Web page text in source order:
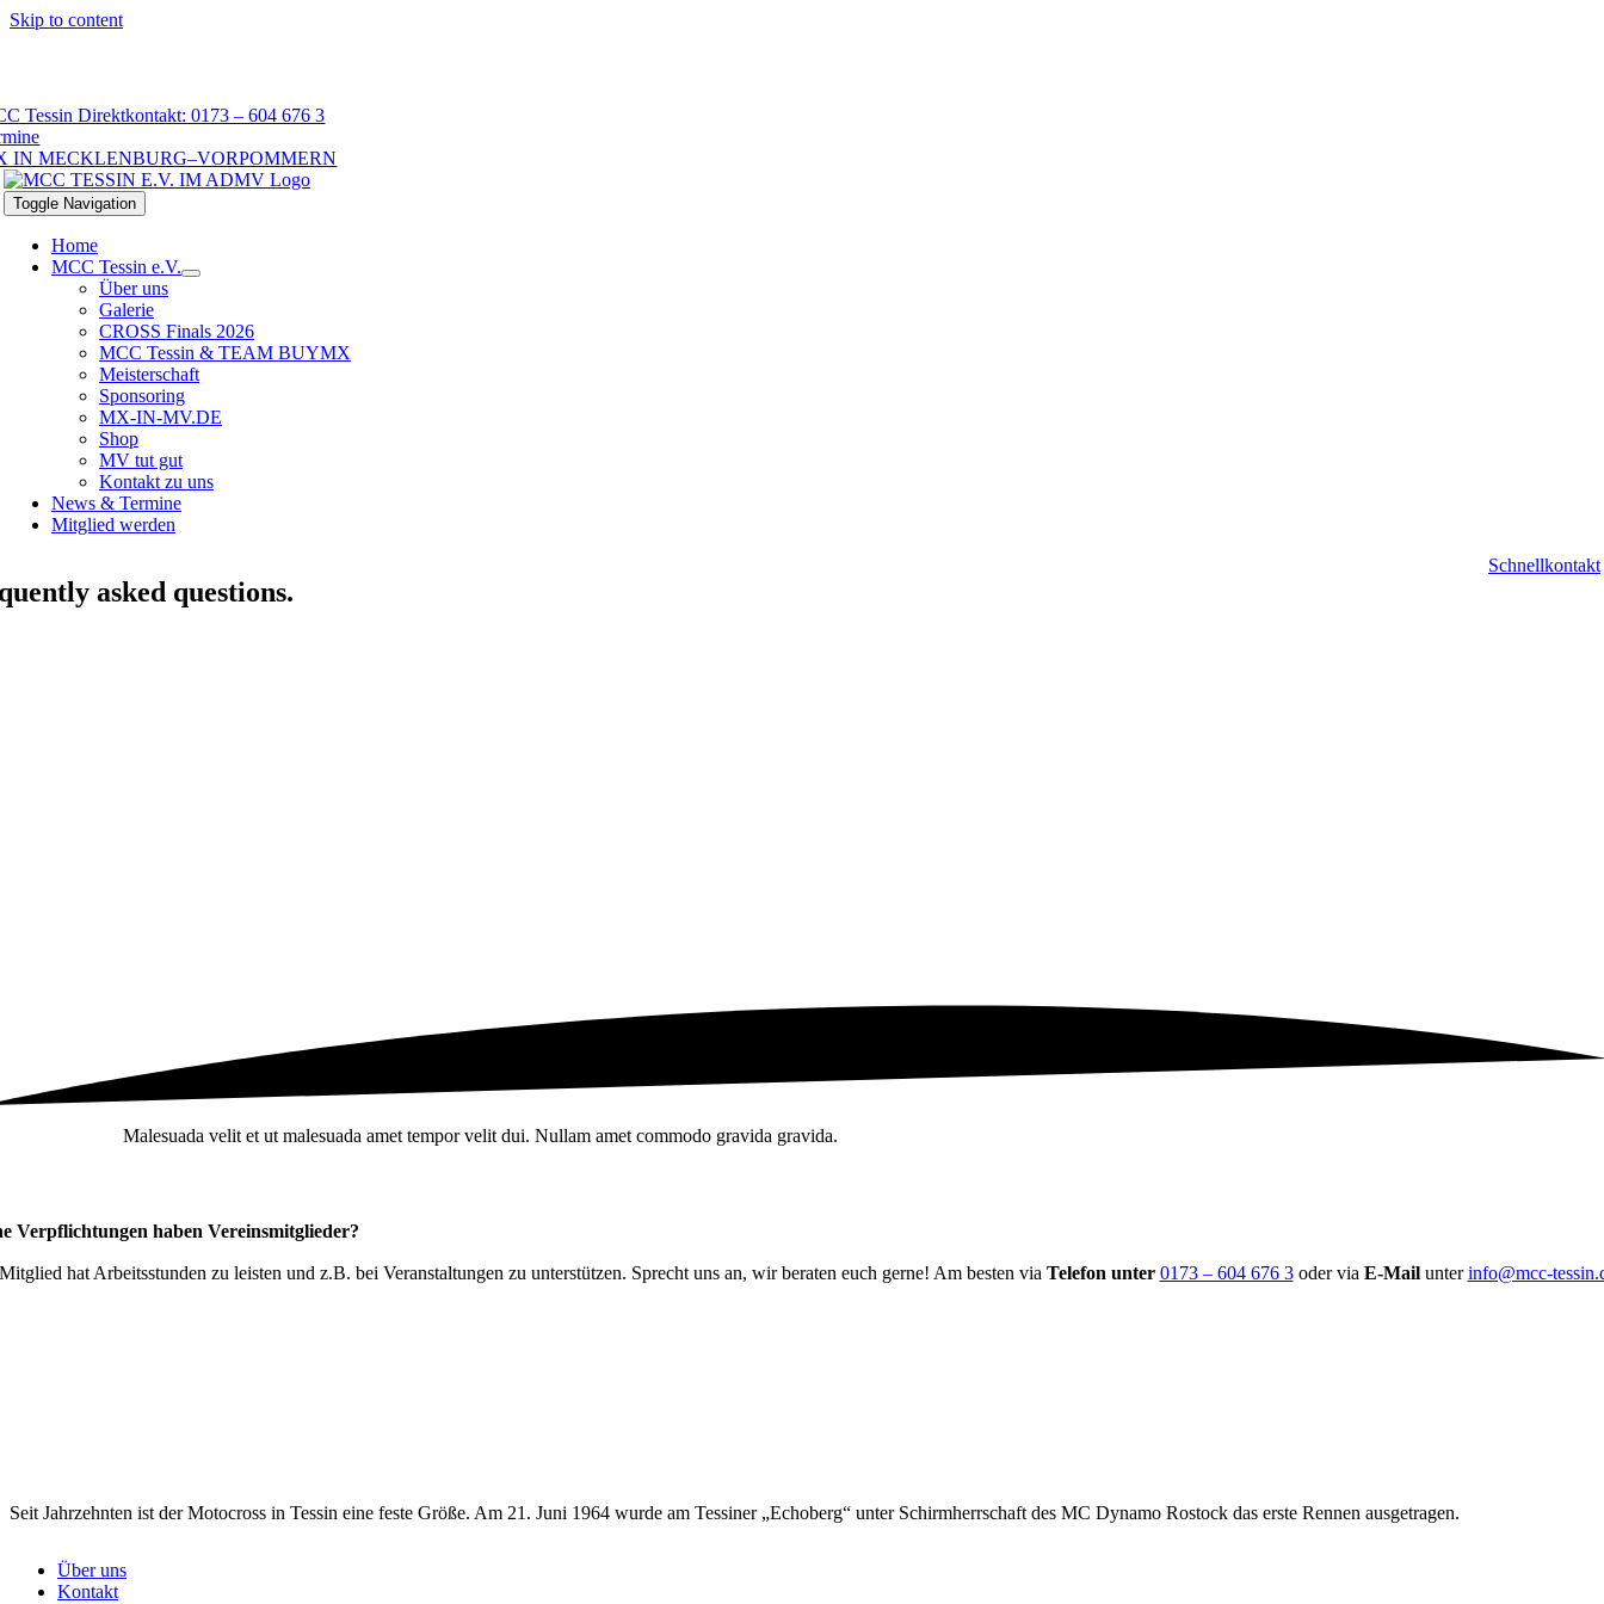
Skip to content
Tessin Direktkontakt: 0173 – 604 676 3
IN MECKLENBURG–VORPOMMERN
Toggle Navigation
Home
MCC Tessin e.V.
Über uns
Galerie
CROSS Finals 2026
MCC Tessin & TEAM BUYMX
Meisterschaft
Sponsoring
MX-IN-MV.DE
Shop
MV tut gut
Kontakt zu uns
News & Termine
Mitglied werden
Schnellkontakt
asked questions.
Malesuada velit et ut malesuada amet tempor velit dui. Nullam amet commodo gravida gravida.
Verpflichtungen haben Vereinsmitglieder?
hat Arbeitsstunden zu leisten und z.B. bei Veranstaltungen zu unterstützen. Sprecht uns an, wir beraten euch gerne! Am besten via Telefon unter 0173 – 604 676 3oder via E-Mailunterinfo@mcc-
Seit Jahrzehnten ist der Motocross in Tessin eine feste Größe. Am 21. Juni 1964 wurde am Tessiner „Echoberg“ unter Schirmherrschaft des MC Dynamo Rostock das erste Rennen ausgetragen.
Über uns
Kontakt